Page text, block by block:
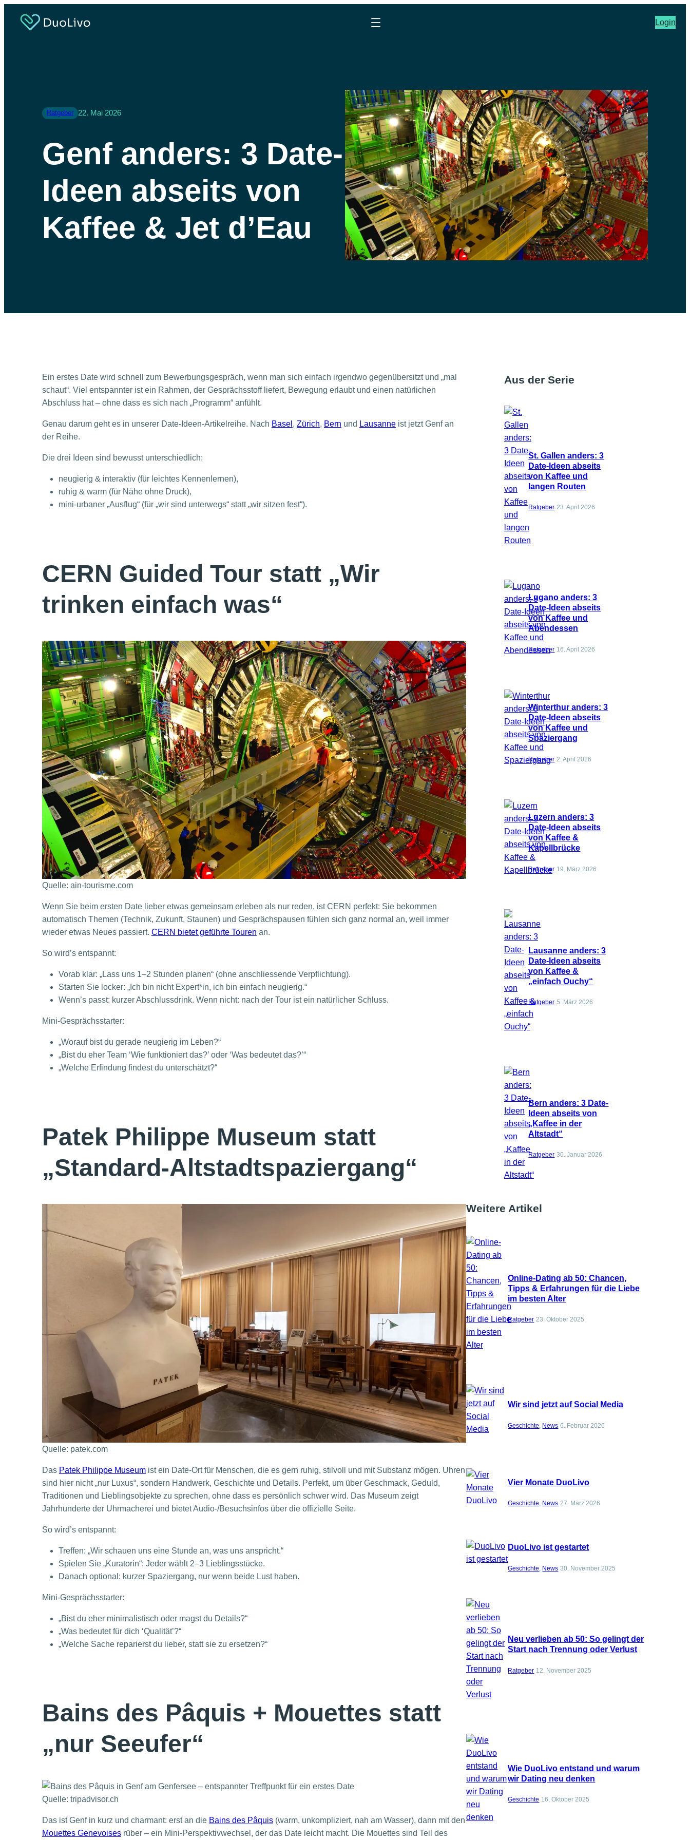
Login
Ratgeber 22. Mai 2026
Genf anders: 3 Date-
Ideen abseits von
Kaffee & Jet d’Eau
Ein erstes Date wird schnell zum Bewerbungsgespräch, wenn man sich einfach irgendwo gegenübersitzt und „mal
schaut“. Viel entspannter ist ein Rahmen, der Gesprächsstoff liefert, Bewegung erlaubt und einen natürlichen
Abschluss hat – ohne dass es sich nach „Programm“ anfühlt.
Genau darum geht es in unserer Date-Ideen-Artikelreihe. Nach Basel , Zürich, Bern und Lausanneist jetzt Genf an
der Reihe.
Die drei Ideen sind bewusst unterschiedlich:
neugierig & interaktiv (für leichtes Kennenlernen),
ruhig & warm (für Nähe ohne Druck),
mini-urbaner „Ausflug“ (für „wir sind unterwegs“ statt „wir sitzen fest“).
CERN Guided Tour statt „Wir
trinken einfach was“
Quelle: ain-tourisme.com
Wenn Sie beim ersten Date lieber etwas gemeinsam erleben als nur reden, ist CERN perfekt: Sie bekommen
automatisch Themen (Technik, Zukunft, Staunen) und Gesprächspausen fühlen sich ganz normal an, weil immer
wieder etwas Neues passiert. CERN bietet geführte Touren an.
So wird’s entspannt:
Vorab klar: „Lass uns 1–2 Stunden planen“ (ohne anschliessende Verpflichtung).
Starten Sie locker: „Ich bin nicht Expert*in, ich bin einfach neugierig.“
Wenn’s passt: kurzer Abschlussdrink. Wenn nicht: nach der Tour ist ein natürlicher Schluss.
Mini-Gesprächsstarter:
„Worauf bist du gerade neugierig im Leben?“
„Bist du eher Team ‘Wie funktioniert das?’ oder ‘Was bedeutet das?’“
„Welche Erfindung findest du unterschätzt?“
Patek Philippe Museum statt
„Standard-Altstadtspaziergang“
Quelle: patek.com
Das Patek Philippe Museumist ein Date-Ort für Menschen, die es gern ruhig, stilvoll und mit Substanz mögen. Uhren
sind hier nicht „nur Luxus“, sondern Handwerk, Geschichte und Details. Perfekt, um über Geschmack, Geduld,
Traditionen und Lieblingsobjekte zu sprechen, ohne dass es persönlich schwer wird. Das Museum zeigt
Jahrhunderte der Uhrmacherei und bietet Audio-/Besuchsinfos über die offizielle Seite.
So wird’s entspannt:
Treffen: „Wir schauen uns eine Stunde an, was uns anspricht.“
Spielen Sie „Kuratorin“: Jeder wählt 2–3 Lieblingsstücke.
Danach optional: kurzer Spaziergang, nur wenn beide Lust haben.
Mini-Gesprächsstarter:
„Bist du eher minimalistisch oder magst du Details?“
„Was bedeutet für dich ‘Qualität’?“
„Welche Sache reparierst du lieber, statt sie zu ersetzen?“
Bains des Pâquis + Mouettes statt
„nur Seeufer“
Quelle: tripadvisor.ch
Das ist Genf in kurz und charmant: erst an die Bains des Pâquis(warm, unkompliziert, nah am Wasser), dann mit den
Mouettes Genevoisesrüber – ein Mini-Perspektivwechsel, der das Date leicht macht. Die Mouettes sind Teil des
Aus der Serie
St. Gallen anders: 3
Date-Ideen abseits
von Kaffee und
langen Routen
Ratgeber 23. April 2026
Lugano anders: 3
Date-Ideen abseits
von Kaffee und
Abendessen
Ratgeber 16. April 2026
Winterthur anders: 3
Date-Ideen abseits
von Kaffee und
Spaziergang
Ratgeber 2. April 2026
Luzern anders: 3
Date-Ideen abseits
von Kaffee &
Kapellbrücke
Ratgeber 19. März 2026
Lausanne anders: 3
Date-Ideen abseits
von Kaffee &
„einfach Ouchy“
Ratgeber 5. März 2026
Bern anders: 3 Date-
Ideen abseits von
„Kaffee in der
Altstadt“
Ratgeber 30. Januar 2026
Weitere Artikel
Online-Dating ab 50: Chancen,
Tipps & Erfahrungen für die Liebe
im besten Alter
Ratgeber 23. Oktober 2025
Wir sind jetzt auf Social Media
Geschichte News 6. Februar 2026
Vier Monate DuoLivo
Geschichte, News 27. März 2026
DuoLivo ist gestartet
Geschichte News 30. November 2025
Neu verlieben ab 50: So gelingt der
Start nach Trennung oder Verlust
Ratgeber 12. November 2025
Wie DuoLivo entstand und warum
wir Dating neu denken
Geschichte 16. Oktober 2025